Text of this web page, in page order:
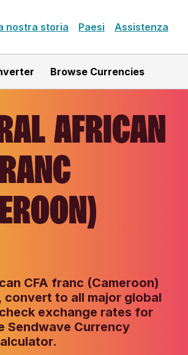
nostra storia Paesi Assistenza
Browse Currencies
AFRICAN
CFA franc (Cameroon)
convert to all major global
exchange rates for
Sendwave Currency